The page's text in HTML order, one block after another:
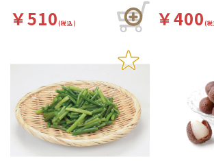
￥510(税込) ￥400(